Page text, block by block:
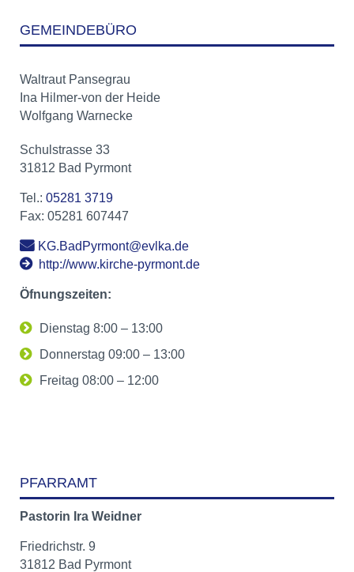
GEMEINDEBÜRO
Waltraut Pansegrau
Ina Hilmer-von der Heide
Wolfgang Warnecke
Schulstrasse 33
31812 Bad Pyrmont
Tel.: 05281 3719
Fax: 05281 607447
KG.BadPyrmont@evlka.de
http://www.kirche-pyrmont.de
Öfnungszeiten:
Dienstag 8:00 – 13:00
Donnerstag 09:00 – 13:00
Freitag 08:00 – 12:00
PFARRAMT
Pastorin Ira Weidner
Friedrichstr. 9
31812 Bad Pyrmont